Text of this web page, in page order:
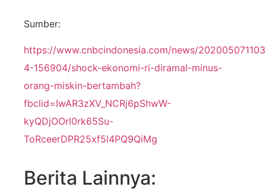
Sumber:
https://www.cnbcindonesia.com/news/
4-156904/shock-ekonomi-ri-diramal-minus-
orang-miskin-bertambah?
fbclid=IwAR3zXV_NCRj6pShwW-
kyQDjOOrl0rk65Su-
ToRceerDPR25xf5l4PQ9QiMg
Berita Lainnya: